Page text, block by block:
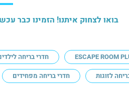
בואו לצחוק איתנו! הזמינו כבר
ESCAPE ROOM חדרי בריחה
לזוגות חדרי בריחה מפחידים